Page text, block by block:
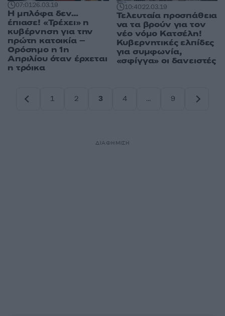
07:0126.03.19
Η μπλόφα δεν…
έπιασε! «Τρέχει» η
κυβέρνηση για την
πρώτη κατοικία –
Ορόσημο η 1η
Απριλίου όταν έρχεται
η τρόικα
10:4022.03.19
Τελευταία προσπάθεια
να τα βρούν για τον
νέο νόμο Κατσέλη!
Κυβερνητικές ελπίδες
για συμφωνία,
«σφίγγα» οι δανειστές
1
2
3
4
…
9
ΔΙΑΦΗΜΙΣΗ